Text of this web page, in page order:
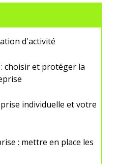
d'activité
choisir et protéger la
individuelle et votre
: mettre en place les